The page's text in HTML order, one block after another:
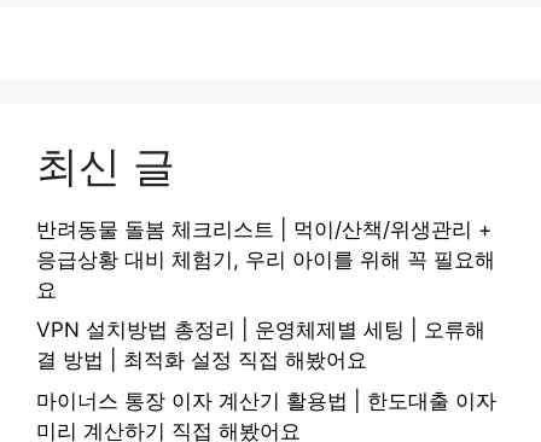
최신 글
반려동물 돌봄 체크리스트 | 먹이/산책/위생관리 +
응급상황 대비 체험기, 우리 아이를 위해 꼭 필요해
요
VPN 설치방법 총정리 | 운영체제별 세팅 | 오류해
결 방법 | 최적화 설정 직접 해봤어요
마이너스 통장 이자 계산기 활용법 | 한도대출 이자
미리 계산하기 직접 해봤어요